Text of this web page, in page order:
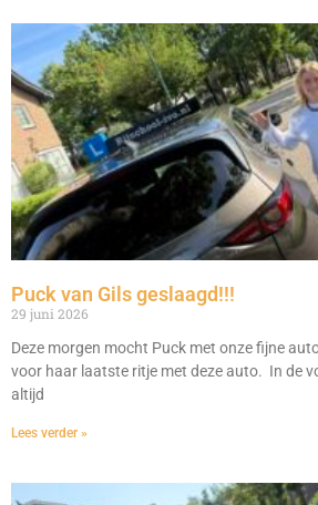
Puck van Gils geslaagd!!!
29 juni 2026
Deze morgen mocht Puck met onze fijne
voor haar laatste ritje met deze auto. In de
altijd
Lees verder »